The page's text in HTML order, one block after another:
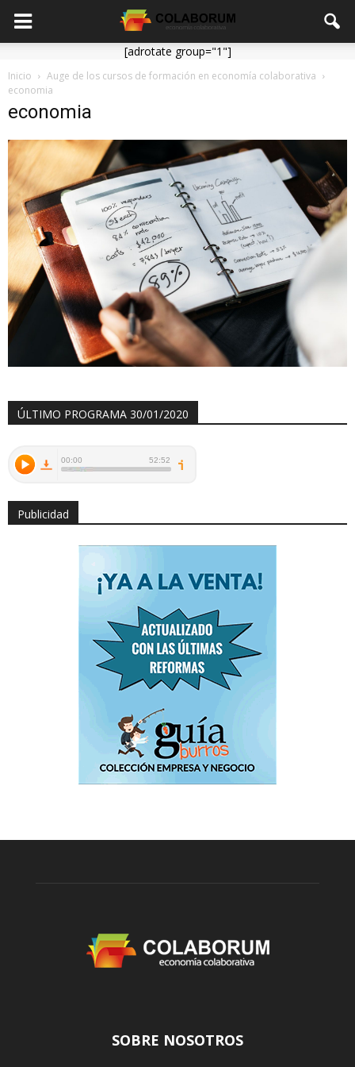
[adrotate group="1"]
Inicio
Auge de los cursos de formación en economía colaborativa
economia
economia
ÚLTIMO PROGRAMA 30/01/2020
Publicidad
SOBRE NOSOTROS